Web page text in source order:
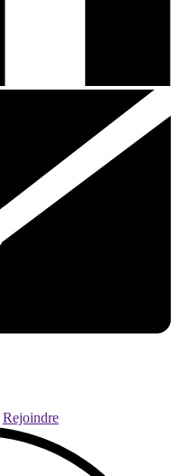
Rejoindre